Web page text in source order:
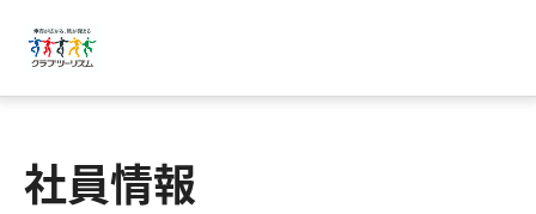
社員情報